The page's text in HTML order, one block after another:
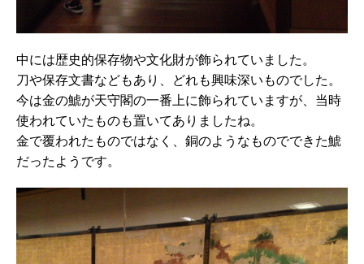
中には歴史的保存物や文化財が飾られていました。
刀や保存文書などもあり、どれも興味深いものでした。
今は金の鯱が天守閣の一番上に飾られていますが、当時
使われていたものも置いてありましたね。
金で覆われたものではなく、銅のようなものでできた鯱
だったようです。